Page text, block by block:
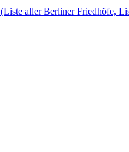
(Liste aller Berliner Friedhöfe,